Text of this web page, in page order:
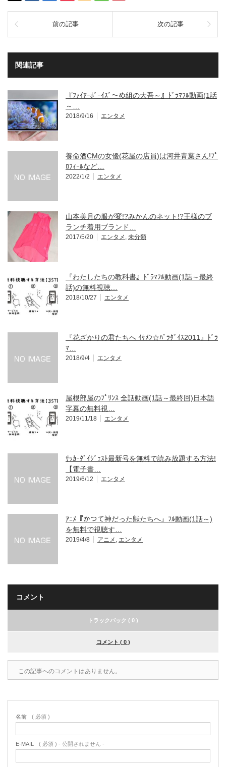
前の記事 次の記事
関連記事
『ﾌｧｲｱｰﾎﾞｰｲｽﾞ～め組の大吾～』ﾄﾞﾗﾏﾌﾙ動画(1話
～…
2018/9/16 エンタメ
養命酒CMの女優(花屋の店員)は河井青葉さん!ﾌﾟ
ﾛﾌｨｰﾙなど…
2022/1/2 エンタメ
山本美月の服が変!?みかんのネット!?王様のブ
ランチ着用ブランド…
2017/5/20 エンタメ 未分類
『わたしたちの教科書』ﾄﾞﾗﾏﾌﾙ動画(1話～最終
話)の無料視聴…
2018/10/27 エンタメ
『花ざかりの君たちへ ｲｹﾒﾝ☆ﾊﾟﾗﾀﾞｲｽ2011』ﾄﾞﾗ
ﾏ…
2018/9/4 エンタメ
屋根部屋のﾌﾟﾘﾝｽ 全話動画(1話～最終回)日本語
字幕の無料視…
2019/11/18 エンタメ
ｻｯｶｰﾀﾞｲｼﾞｪｽﾄ最新号を無料で読み放題する方法!
【電子書…
2019/6/12 エンタメ
ｱﾆﾒ『かつて神だった獣たちへ』ﾌﾙ動画(1話～)
を無料で視聴す…
2019/4/8 アニメ エンタメ
コメント
トラックバック ( 0 )
コメント ( 0 )
この記事へのコメントはありません。
名前 ( 必須 )
E-MAIL ( 必須 ) - 公開されません -